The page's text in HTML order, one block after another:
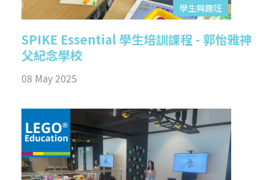
學生興趣班
SPIKE Essential 學生培訓課程 - 郭怡雅神
父紀念學校
08 May 2025